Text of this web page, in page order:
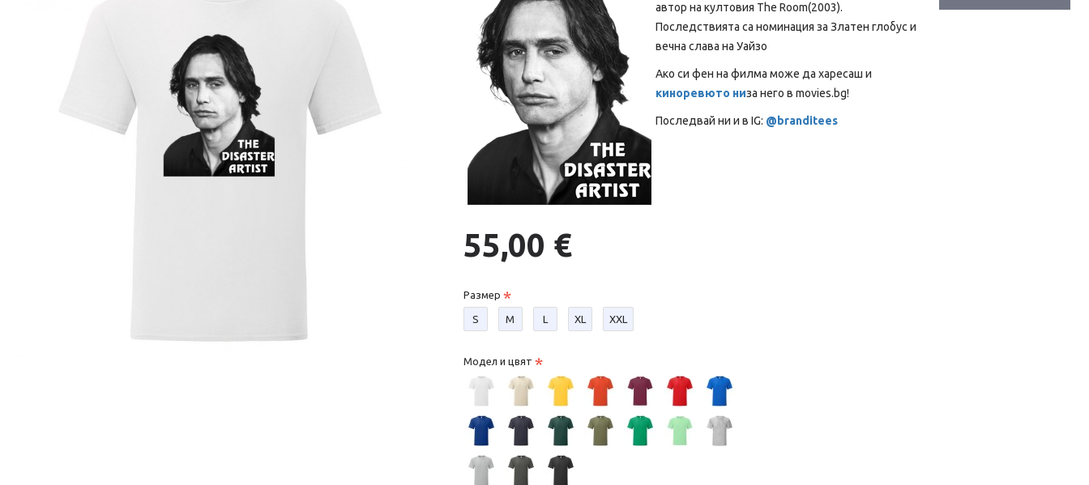
автор на култовия The Room(2003).
Последствията са номинация за Златен глобус и
вечна слава на Уайзо
Aко си фен на филма може да харесаш и
киноревюто низа него в movies.bg!
Последвай ни и в IG: @branditees
55,00 €
Размер
S М L XL XXL
Модел и цвят